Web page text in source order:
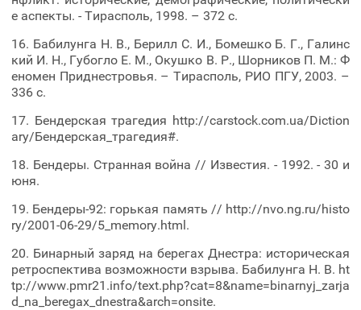
е аспекты. - Тирасполь, 1998. – 372 c.
16. Бабилунга Н. В., Берилл С. И., Бомешко Б. Г., Галинс
кий И. Н., Губогло Е. М., Окушко В. Р., Шорников П. М.: Ф
еномен Приднестровья. – Тирасполь, РИО ПГУ, 2003. –
336 с.
17. Бендерская трагедия http://carstock.com.ua/Diction
ary/Бендерская_трагедия#.
18. Бендеры. Странная война // Известия. - 1992. - 30 и
юня.
19. Бендеры-92: горькая память // http://nvo.ng.ru/histo
ry/2001-06-29/5_memory.html.
20. Бинарный заряд на берегах Днестра: историческая
ретроспектива возможноcти взрыва. Бабилунга Н. В. ht
tp://www.pmr21.info/text.php?cat=8&name=binarnyj_zarja
d_na_beregax_dnestra&arch=onsite.